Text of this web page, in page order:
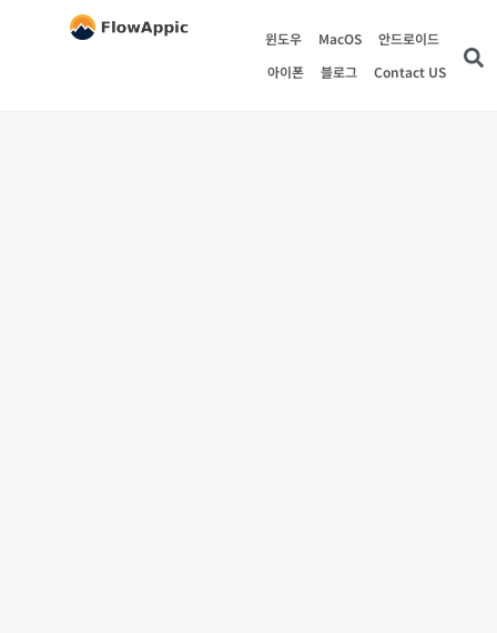
윈도우 MacOS
안드로이드
아이폰
블로그 Contact US